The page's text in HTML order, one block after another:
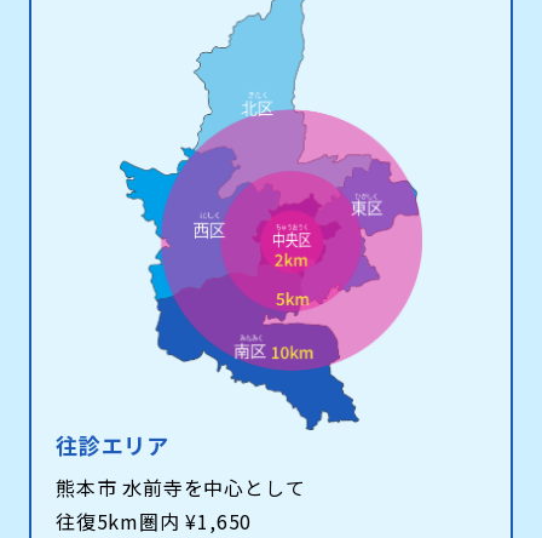
往診エリア
熊本市 水前寺を中心として
往復5km圏内 ¥1,650